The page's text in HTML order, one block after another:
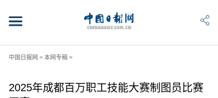
中国日报网 > 本网专稿>
2025年成都百万职工技能大赛制图员比赛